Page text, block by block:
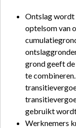
Ontslag wordt
optelsom van
grond geeft
te
gebruikt
Werknemers